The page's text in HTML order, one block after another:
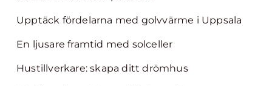
Upptäck fördelarna med golvvärme i Uppsala
En ljusare framtid med solceller
Hustillverkare: skapa ditt drömhus